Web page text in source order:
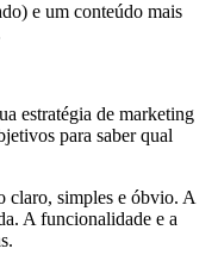
e um conteúdo mais
estratégia de marketing
para saber qual
claro, simples e óbvio. A
A funcionalidade e a